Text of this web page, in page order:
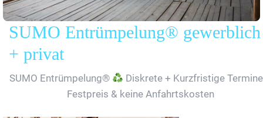
SUMO Entrümpelung® gewerblich
+ privat
SUMO Entrümpelung®
Diskrete + Kurzfristige
Festpreis & keine Anfahrtskosten